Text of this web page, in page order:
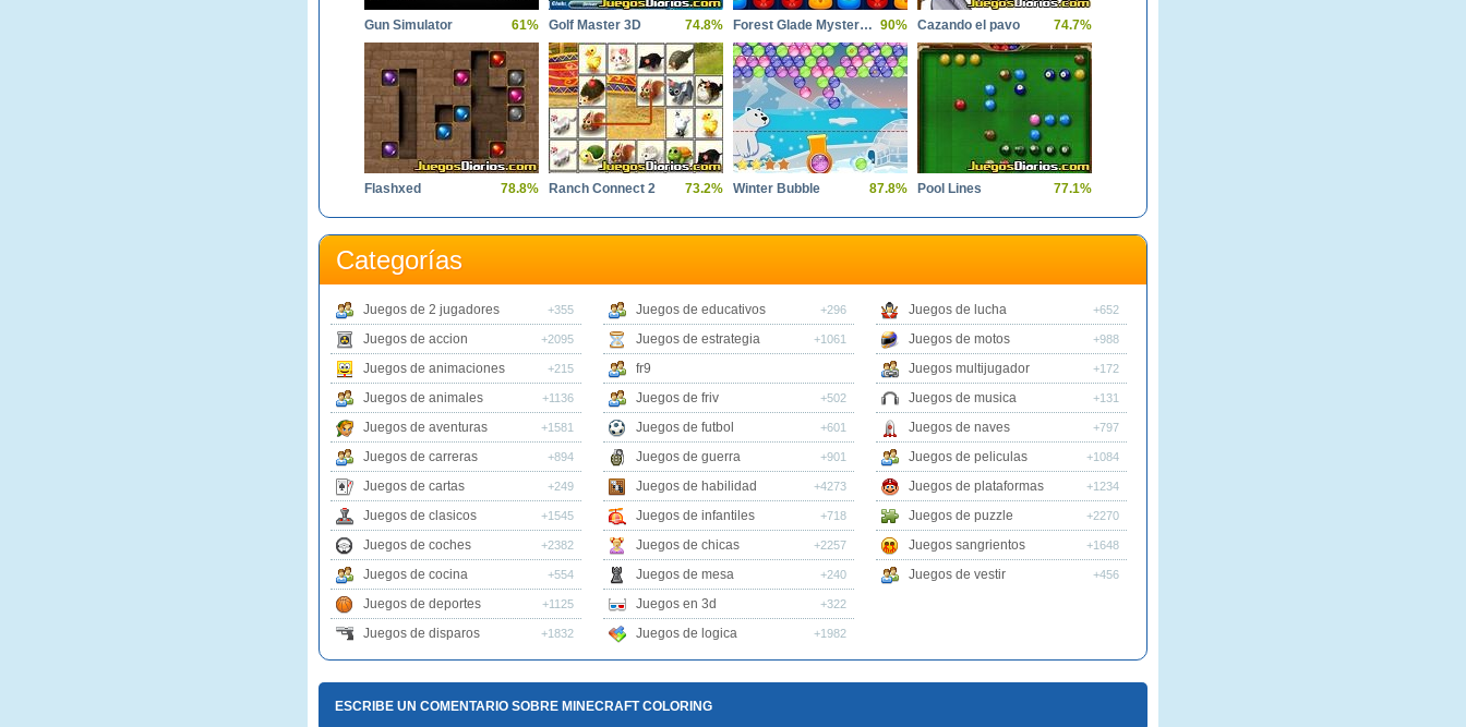
Gun Simulator 61% Golf Master 3D 74.8% Forest Glade Mysteries 90% Cazando el pavo 74.7%
Flashxed 78.8% Ranch Connect 2 73.2% Winter Bubble 87.8% Pool Lines 77.1%
Categorías
Juegos de 2 jugadores +355
Juegos de accion +2095
Juegos de animaciones +215
Juegos de animales +1136
Juegos de aventuras +1581
Juegos de carreras +894
Juegos de cartas +249
Juegos de clasicos +1545
Juegos de coches +2382
Juegos de cocina +554
Juegos de deportes +1125
Juegos de disparos +1832
Juegos de educativos +296
Juegos de estrategia +1061
fr9
Juegos de friv
+502
Juegos de futbol +601
Juegos de guerra +901
Juegos de habilidad +4273
Juegos de infantiles +718
Juegos de chicas +2257
Juegos de mesa +240
Juegos en 3d +322
Juegos de logica +1982
Juegos de lucha +652
Juegos de motos +988
Juegos multijugador +172
Juegos de musica +131
Juegos de naves +797
Juegos de peliculas +1084
Juegos de plataformas +1234
Juegos de puzzle +2270
Juegos sangrientos +1648
Juegos de vestir +456
ESCRIBE UN COMENTARIO SOBRE MINECRAFT COLORING